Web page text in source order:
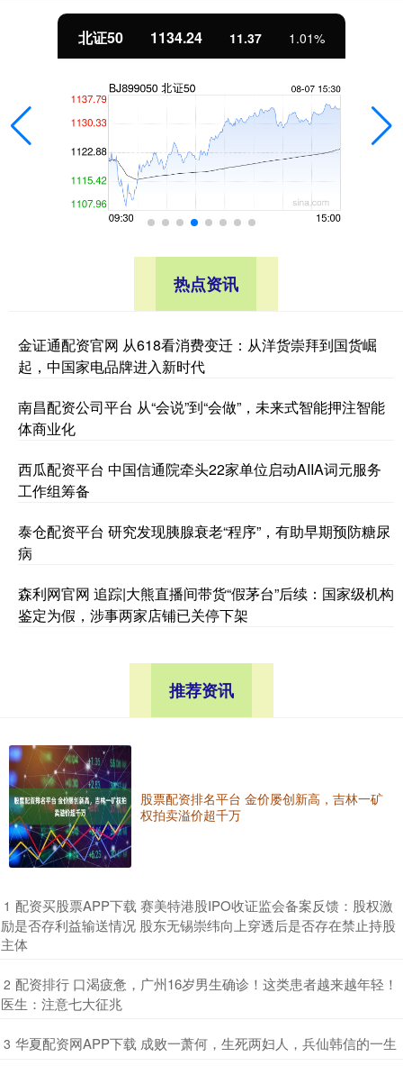
北证50 1134.24 11.37 1.01%
热点资讯
金证通配资官网 从618看消费变迁：从洋货崇拜到国货崛
起，中国家电品牌进入新时代
南昌配资公司平台 从“会说”到“会做”，未来式智能押注智能
体商业化
西瓜配资平台 中国信通院牵头22家单位启动AIIA词元服务
工作组筹备
泰仓配资平台 研究发现胰腺衰老“程序”，有助早期预防糖尿
病
森利网官网 追踪|大熊直播间带货“假茅台”后续：国家级机构
鉴定为假，涉事两家店铺已关停下架
推荐资讯
股票配资排名平台 金价屡创新高，吉林一矿
权拍卖溢价超千万
1 ​配资买股票APP下载 赛美特港股IPO收证监会备案反馈：股权激
励是否存利益输送情况 股东无锡崇纬向上穿透后是否存在禁止持股
主体
2 ​配资排行 口渴疲惫，广州16岁男生确诊！这类患者越来越年轻！
医生：注意七大征兆
3 ​华夏配资网APP下载 成败一萧何，生死两妇人，兵仙韩信的一生